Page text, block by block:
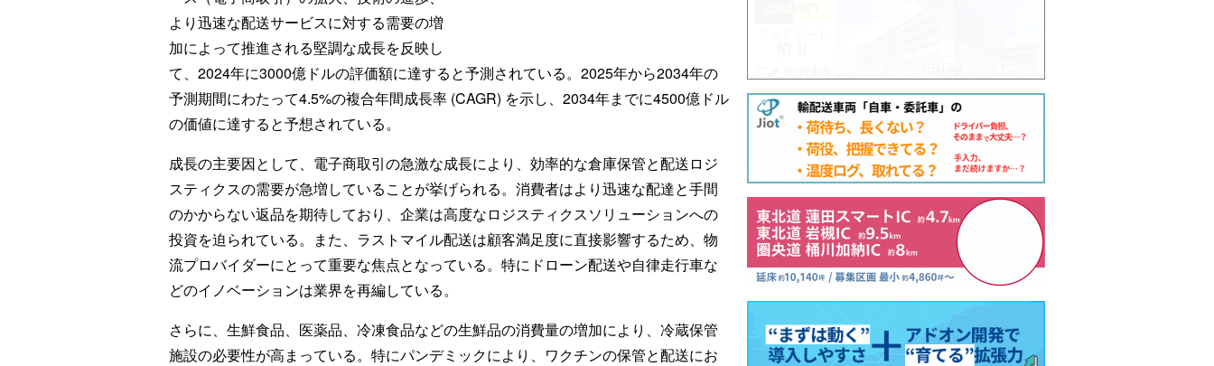
より迅速な配送サービスに対する需要の増
加によって推進される堅調な成長を反映し
て、2024年に3000億ドルの評価額に達すると予測されている。2025年から2034年の
予測期間にわたって4.5%の複合年間成長率 (CAGR) を示し、2034年までに4500億ドル
の価値に達すると予想されている。
成長の主要因として、電子商取引の急激な成長により、効率的な倉庫保管と配送ロジ
スティクスの需要が急増していることが挙げられる。消費者はより迅速な配達と手間
のかからない返品を期待しており、企業は高度なロジスティクスソリューションへの
投資を迫られている。また、ラストマイル配送は顧客満足度に直接影響するため、物
流プロバイダーにとって重要な焦点となっている。特にドローン配送や自律走行車な
どのイノベーションは業界を再編している。
さらに、生鮮食品、医薬品、冷凍食品などの生鮮品の消費量の増加により、冷蔵保管
施設の必要性が高まっている。特にパンデミックにより、ワクチンの保管と配送にお